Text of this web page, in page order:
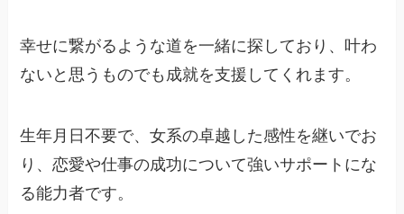
幸せに繋がるような道を一緒に探しており、叶わ
ないと思うものでも成就を支援してくれます。
生年月日不要で、女系の卓越した感性を継いでお
り、恋愛や仕事の成功について強いサポートにな
る能力者です。